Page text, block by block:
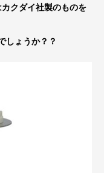
クダイ社製のものを
しょうか？？